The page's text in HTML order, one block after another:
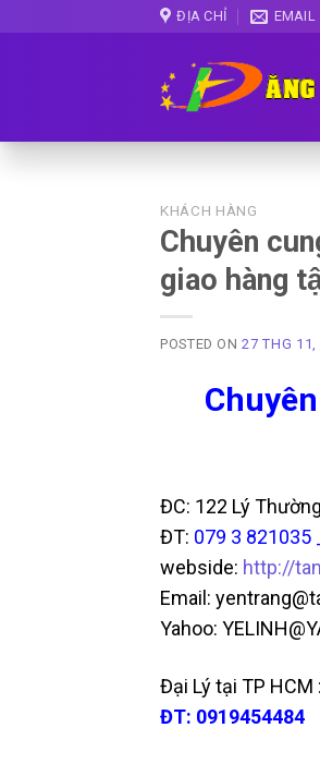
ĐỊA CHỈ EMAIL
KHÁCH HÀNG
Chuyên
giao hàng
POSTED ON27 THG
ĐC: 122 Lý
ĐT: 079 3 821035
webside: http://
Email:
Yahoo:
Đại Lý tại TP HCM
ĐT: 0919454484